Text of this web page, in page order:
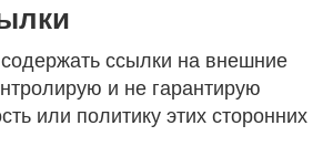
ссылки на внешние
и не гарантирую
или политику этих сторонних